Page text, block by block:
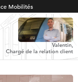
Mobilités
Valentin,
Chargé de la relation client